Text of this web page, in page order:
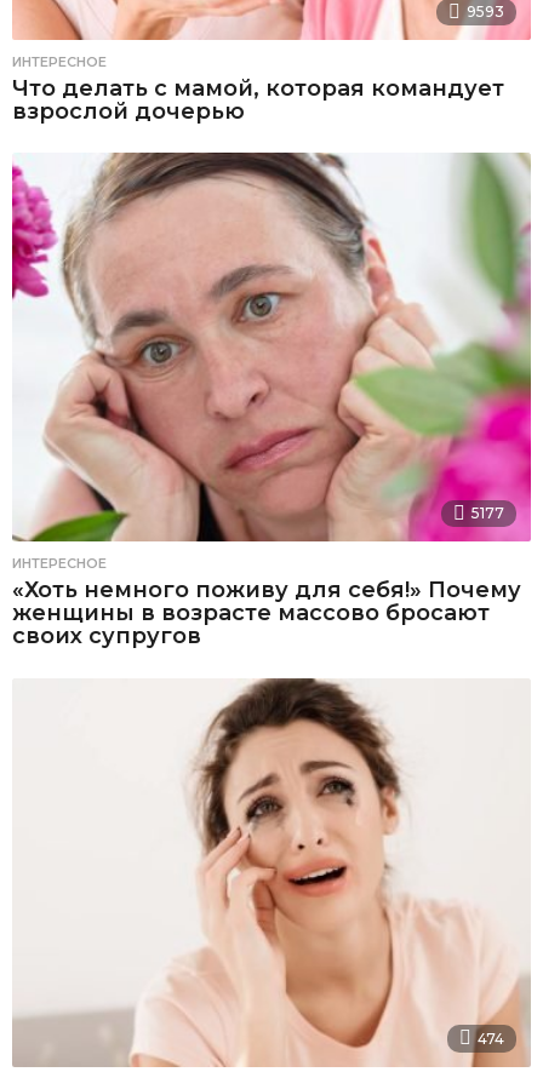
9593
ИНТЕРЕСНОЕ
Что делать с мамой, которая командует
взрослой дочерью
5177
ИНТЕРЕСНОЕ
«Хоть немного поживу для себя!» Почему
женщины в возрасте массово бросают
своих супругов
474